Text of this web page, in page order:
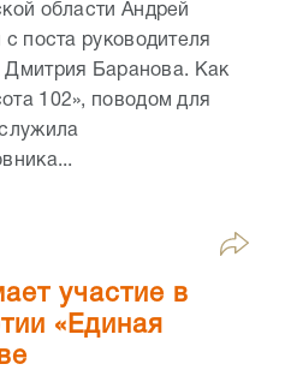
области Андрей
поста руководителя
Баранова. Как
102», поводом для
участие в
«Единая